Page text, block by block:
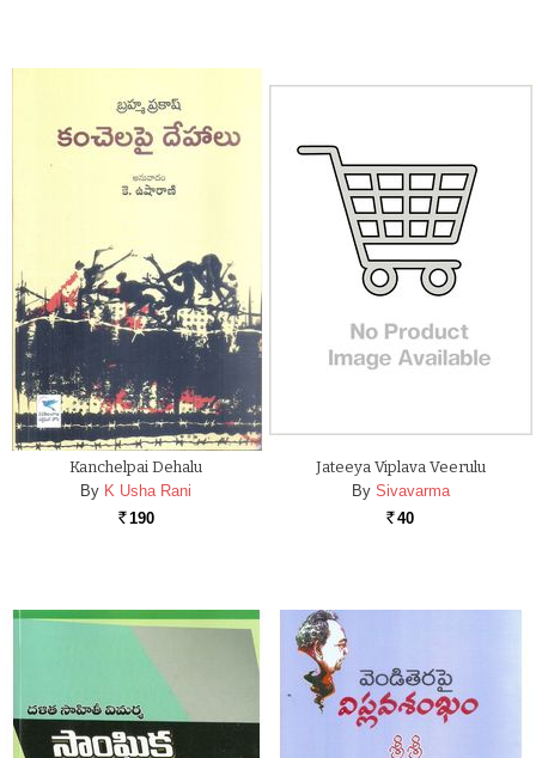
Kanchelpai Dehalu
By K Usha Rani
Rs. 190
Jateeya Viplava Veerulu
By Sivavarma
Rs. 40